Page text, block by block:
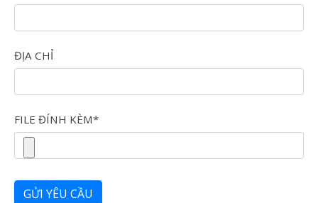
ĐỊA CHỈ
FILE ĐÍNH KÈM*
GỬI YÊU CẦU